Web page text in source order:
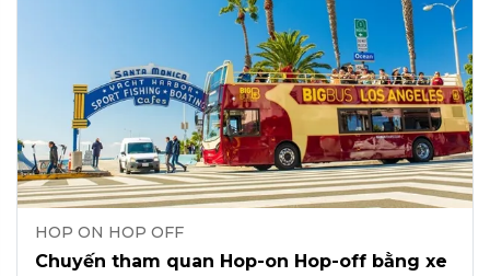
HOP ON HOP OFF
Chuyến tham quan Hop-on Hop-off bằng xe